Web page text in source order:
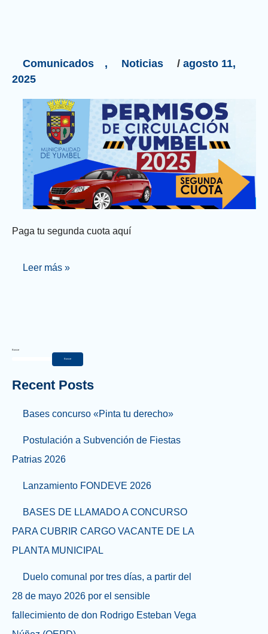
Comunicados , Noticias / agosto 11,
2025
Paga tu segunda cuota aquí
Leer más »
Buscar
Buscar
Recent Posts
Bases concurso «Pinta tu derecho»
Postulación a Subvención de Fiestas
Patrias 2026
Lanzamiento FONDEVE 2026
BASES DE LLAMADO A CONCURSO
PARA CUBRIR CARGO VACANTE DE LA
PLANTA MUNICIPAL
Duelo comunal por tres días, a partir del
28 de mayo 2026 por el sensible
fallecimiento de don Rodrigo Esteban Vega